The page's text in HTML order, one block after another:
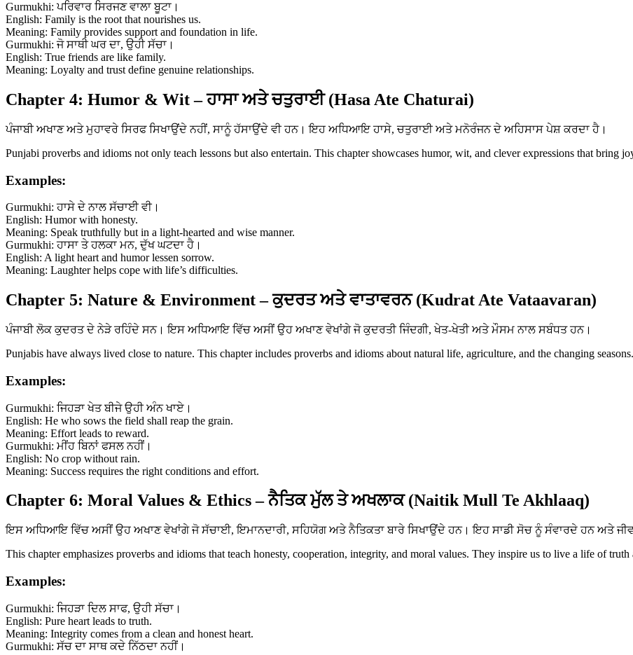
Gurmukhi: ਪਰਿਵਾਰ ਸਿਰਜਣ ਵਾਲਾ ਬੂਟਾ।
English: Family is the root that nourishes us.
Meaning: Family provides support and foundation in life.
Gurmukhi: ਜੋ ਸਾਥੀ ਘਰ ਦਾ, ਉਹੀ ਸੱਚਾ।
English: True friends are like family.
Meaning: Loyalty and trust define genuine relationships.
Chapter 4: Humor & Wit – ਹਾਸਾ ਅਤੇ ਚਤੁਰਾਈ (Hasa Ate Chaturai)
ਪੰਜਾਬੀ ਅਖਾਣ ਅਤੇ ਮੁਹਾਵਰੇ ਸਿਰਫ ਸਿਖਾਉਂਦੇ ਨਹੀਂ, ਸਾਨੂੰ ਹੱਸਾਉਂਦੇ ਵੀ ਹਨ। ਇਹ ਅਧਿਆਇ ਹਾਸੇ, ਚਤੁਰਾਈ ਅਤੇ ਮਨੋਰੰਜਨ ਦੇ ਅਹਿਸਾਸ ਪੇਸ਼ ਕਰਦਾ ਹੈ।
Punjabi proverbs and idioms not only teach lessons but also entertain. This chapter showcases humor, wit, and clever expressions that bring
Examples:
Gurmukhi: ਹਾਸੇ ਦੇ ਨਾਲ ਸੱਚਾਈ ਵੀ।
English: Humor with honesty.
Meaning: Speak truthfully but in a light-hearted and wise manner.
Gurmukhi: ਹਾਸਾ ਤੇ ਹਲਕਾ ਮਨ, ਦੁੱਖ ਘਟਦਾ ਹੈ।
English: A light heart and humor lessen sorrow.
Meaning: Laughter helps cope with life’s difficulties.
Chapter 5: Nature & Environment – ਕੁਦਰਤ ਅਤੇ ਵਾਤਾਵਰਨ (Kudrat Ate Vataavaran)
ਪੰਜਾਬੀ ਲੋਕ ਕੁਦਰਤ ਦੇ ਨੇੜੇ ਰਹਿੰਦੇ ਸਨ। ਇਸ ਅਧਿਆਇ ਵਿੱਚ ਅਸੀਂ ਉਹ ਅਖਾਣ ਵੇਖਾਂਗੇ ਜੋ ਕੁਦਰਤੀ ਜਿੰਦਗੀ, ਖੇਤ-ਖੇਤੀ ਅਤੇ ਮੌਸਮ ਨਾਲ ਸਬੰਧਤ ਹਨ।
Punjabis have always lived close to nature. This chapter includes proverbs and idioms about natural life, agriculture, and the changing seasons.
Examples:
Gurmukhi: ਜਿਹੜਾ ਖੇਤ ਬੀਜੇ ਉਹੀ ਅੰਨ ਖਾਏ।
English: He who sows the field shall reap the grain.
Meaning: Effort leads to reward.
Gurmukhi: ਮੀਂਹ ਬਿਨਾਂ ਫਸਲ ਨਹੀਂ।
English: No crop without rain.
Meaning: Success requires the right conditions and effort.
Chapter 6: Moral Values & Ethics – ਨੈਤਿਕ ਮੁੱਲ ਤੇ ਅਖਲਾਕ (Naitik Mull Te Akhlaaq)
ਇਸ ਅਧਿਆਇ ਵਿੱਚ ਅਸੀਂ ਉਹ ਅਖਾਣ ਵੇਖਾਂਗੇ ਜੋ ਸੱਚਾਈ, ਇਮਾਨਦਾਰੀ, ਸਹਿਯੋਗ ਅਤੇ ਨੈਤਿਕਤਾ ਬਾਰੇ ਸਿਖਾਉਂਦੇ ਹਨ। ਇਹ ਸਾਡੀ ਸੋਚ ਨੂੰ ਸੰਵਾਰਦੇ ਹਨ ਅਤੇ
This chapter emphasizes proverbs and idioms that teach honesty, cooperation, integrity, and moral values. They inspire us to live a life of truth
Examples:
Gurmukhi: ਜਿਹੜਾ ਦਿਲ ਸਾਫ, ਉਹੀ ਸੱਚਾ।
English: Pure heart leads to truth.
Meaning: Integrity comes from a clean and honest heart.
Gurmukhi: ਸੱਚ ਦਾ ਸਾਥ ਕਦੇ ਨਿੱਠਦਾ ਨਹੀਂ।